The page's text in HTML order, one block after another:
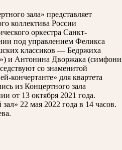
зала» представляет
коллектива России
оркестра Санкт-
под управлением Феликса
классиков — Бедржиха
и Антонина Дворжака
со знаменитой
кончертанте» для квартета
из Концертного зала
от 13 октября 2021 года.
22 мая 2022 года в 14 часов.